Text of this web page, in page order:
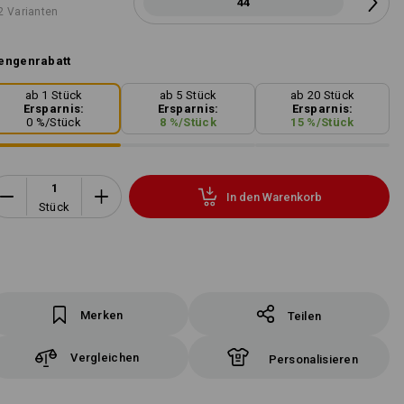
Varianten
ab 1 Stück
Ersparnis:
0 %/Stück
ab 5 Stück
Ersparnis:
8 %/Stück
ab 20 Stück
Ersparnis:
15 %/Stück
Stück
In den Warenkorb
Merken Teilen
Vergleichen Personalisieren